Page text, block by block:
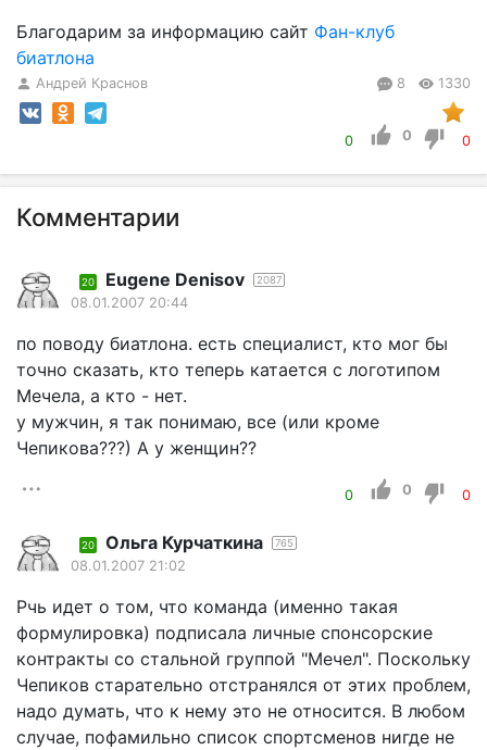
Благодарим за информацию сайт Фан-клуб
биатлона
Андрей Краснов 8 1330
0 0 0
Комментарии
20 Eugene Denisov 2087
08.01.2007 20:44
по поводу биатлона. есть специалист, кто мог бы
точно сказать, кто теперь катается с логотипом
Мечела, а кто - нет.
у мужчин, я так понимаю, все (или кроме
Чепикова???) А у женщин??
0 0 0
20 Ольга Курчаткина 765
08.01.2007 21:02
Рчь идет о том, что команда (именно такая
формулировка) подписала личные спонсорские
контракты со стальной группой "Мечел". Поскольку
Чепиков старательно отстранялся от этих проблем,
надо думать, что к нему это не относится. В любом
случае, пофамильно список спортсменов нигде не